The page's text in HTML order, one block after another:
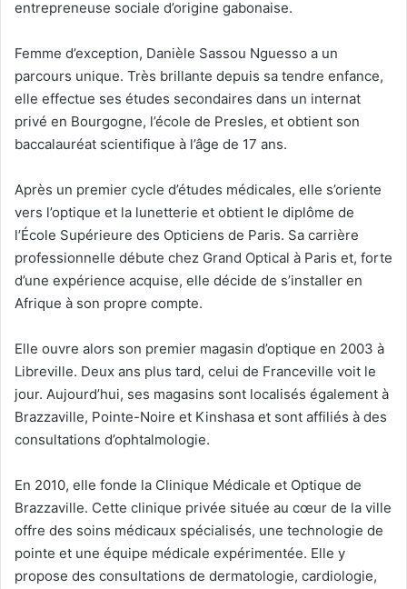
entrepreneuse sociale d’origine gabonaise.
Femme d’exception, Danièle Sassou Nguesso a un
parcours unique. Très brillante depuis sa tendre enfance,
elle effectue ses études secondaires dans un internat
privé en Bourgogne, l’école de Presles, et obtient son
baccalauréat scientifique à l’âge de 17 ans.
Après un premier cycle d’études médicales, elle s’oriente
vers l’optique et la lunetterie et obtient le diplôme de
l’École Supérieure des Opticiens de Paris. Sa carrière
professionnelle débute chez Grand Optical à Paris et, forte
d’une expérience acquise, elle décide de s’installer en
Afrique à son propre compte.
Elle ouvre alors son premier magasin d’optique en 2003 à
Libreville. Deux ans plus tard, celui de Franceville voit le
jour. Aujourd’hui, ses magasins sont localisés également à
Brazzaville, Pointe-Noire et Kinshasa et sont affiliés à des
consultations d’ophtalmologie.
En 2010, elle fonde la Clinique Médicale et Optique de
Brazzaville. Cette clinique privée située au cœur de la ville
offre des soins médicaux spécialisés, une technologie de
pointe et une équipe médicale expérimentée. Elle y
propose des consultations de dermatologie, cardiologie,